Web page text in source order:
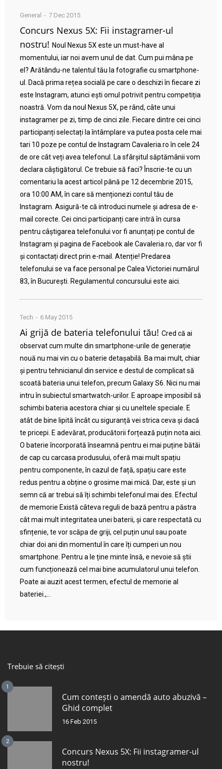
General 7 Dec 2015
Concurs Nexus 5X: Fii instagramer-ul
nostru! Noul Nexus 5X este un must-have al
momentului, iar noi avem unul de dat. Cum pui mâna pe
el? Arătându-ne talentul tău la fotografie cu smartphone-
ul. Dacă prima rețea socială pe care o deschizi în fiecare zi
este Instagram, atunci ești omul potrivit pentru competiția
noastră. Vom da noul Nexus 5X, pe rând, câte unui
instagramer pe zi, timp de cinci zile. Fiecare dintre cei cinci
participanți selectați la întâmplare va putea posta cele mai
tari 10 poze pe contul de Instagram Cavaleria.ro în cele 24
de ore cât veți avea telefonul. La sfârșitul săptămânii vom
declara câștigătorul. Ce trebuie să faci? Înscrie-te cu un
comentariu la acest articol până pe 12 decembrie 2015,
ora 10:00 AM, în care să menționezi contul tău de
Instagram. Asigură-te că introduci numele și adresa de e-
mail corecte. Cei cinci participanți care intră în cursa
pentru câștigarea telefonului vor fi anunțați pe contul de
Instagram și pagina de Facebook ale Cavaleria.ro, dar vor fi
și contactați direct prin e-mail. Atenție! Predarea
telefonului se va face personal pe Calea Victoriei numărul
83, în București. Regulamentul concursului este aici.
Tech 6 May 2015
Ai grijă de bateria telefonului tău! Cred că ai
observat cum multe din smartphone-urile de generație
nouă nu mai vin cu o baterie detașabilă. Ba mai mult, chiar
și pentru tehnicianul din service e destul de complicat să
scoată bateria unui telefon, precum Galaxy S6. Nici nu mai
intru în subiectul smartwatch-urilor. E aproape imposibil să
schimbi bateria acestora chiar și cu uneltele speciale. E
atât de bine lipită încât cu siguranță vei strica ceva și dacă
te pricepi. E adevărat, producătorii forțează puțin nota aici.
O baterie încorporată înseamnă pentru ei mai puține bătăi
de cap cu carcasa produsului, oferă mai mult spațiu
pentru componente, în cazul de față, spațiu care este
redus pentru a obține o grosime mai mică. Dar, este și un
semn că ar trebui să îți schimbi telefonul mai des. Efectul
de memorie Există câteva reguli de bază pentru a păstra
cât mai mult integritatea unei baterii, și care respectată cu
sfințenie, te vor scăpa de griji, cel puțin unul sau poate
chiar doi ani din momentul în care îți cumperi un nou
smartphone. Pentru a le ține minte însă, e nevoie să știi
cum funcționează cel mai bine acumulatorul unui telefon.
Poate ai auzit acest termen, efectul de memorie al
bateriei.,...
Trebuie să citești
1
Cum contești o amendă auto abuzivă –
Ghid complet
16 Feb 2015
2
Concurs Nexus 5X: Fii instagramer-ul
nostru!